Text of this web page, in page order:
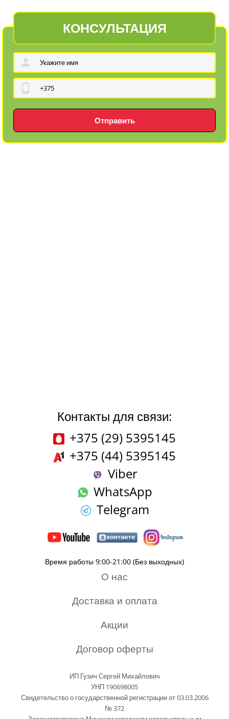
КОНСУЛЬТАЦИЯ
Контакты для связи:
+375 (29) 5395145
+375 (44) 5395145
Viber
WhatsApp
Telegram
Время работы 9:00-21:00 (Без выходных)
О нас
Доставка и оплата
Акции
Договор оферты
ИП Гузич Сергей Михайлович
УНП 190698005
Свидетельство о государственной регистрации от 03.03.2006
№ 372